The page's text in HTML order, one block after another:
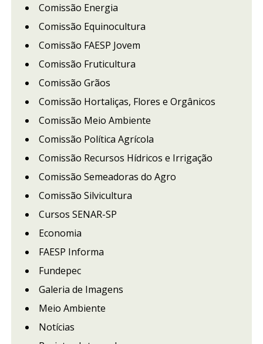
Comissão Energia
Comissão Equinocultura
Comissão FAESP Jovem
Comissão Fruticultura
Comissão Grãos
Comissão Hortaliças, Flores e Orgânicos
Comissão Meio Ambiente
Comissão Política Agrícola
Comissão Recursos Hídricos e Irrigação
Comissão Semeadoras do Agro
Comissão Silvicultura
Cursos SENAR-SP
Economia
FAESP Informa
Fundepec
Galeria de Imagens
Meio Ambiente
Notícias